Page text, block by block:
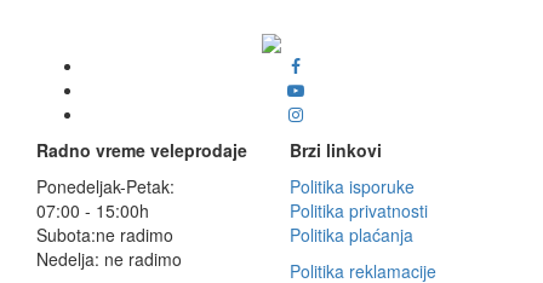
Radno vreme veleprodaje
Ponedeljak-Petak:
07:00 - 15:00h
Subota:ne radimo
Nedelja: ne radimo
Brzi linkovi
Politika isporuke
Politika privatnosti
Politika plaćanja
Politika reklamacije